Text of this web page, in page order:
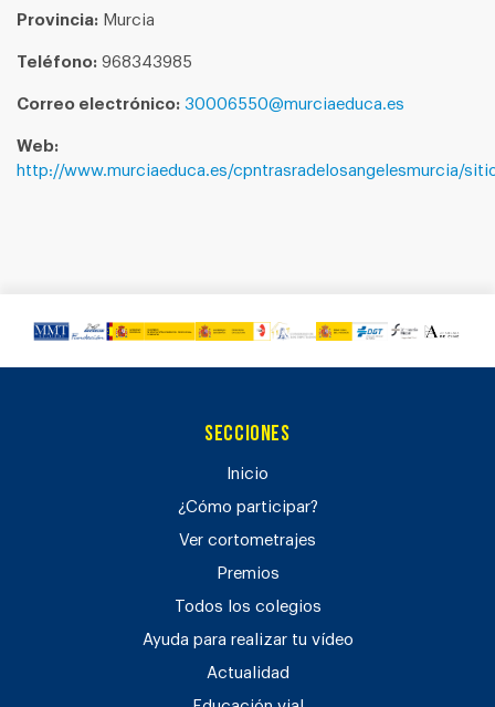
Provincia: Murcia
Teléfono: 968343985
Correo electrónico: 30006550@murciaeduca.es
Web:
http://www.murciaeduca.es/cpntrasradelosangelesmurcia/
Secciones
Inicio
¿Cómo participar?
Ver cortometrajes
Premios
Todos los colegios
Ayuda para realizar tu vídeo
Actualidad